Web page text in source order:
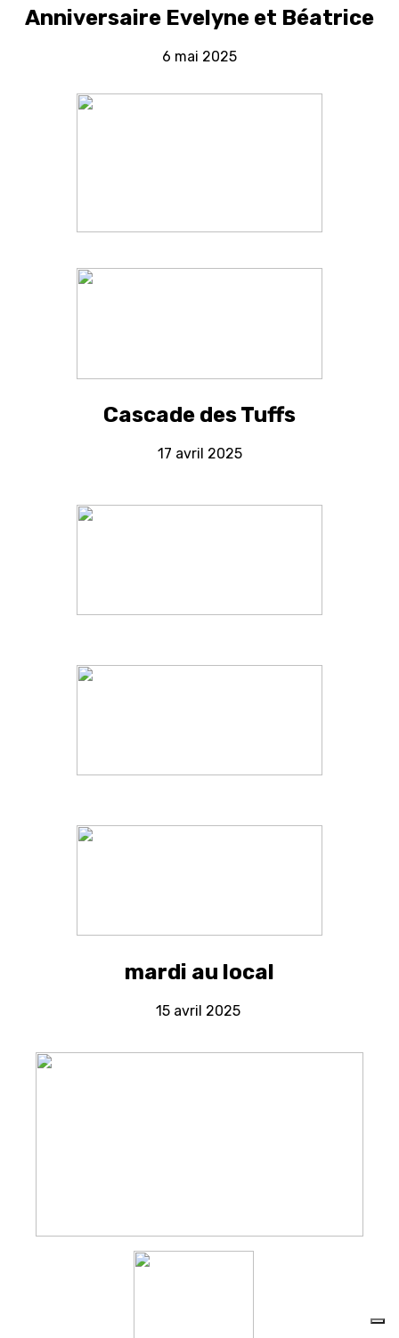
Anniversaire Evelyne et Béatrice
6 mai 2025
Cascade des Tuffs
17 avril 2025
mardi au local
15 avril 2025